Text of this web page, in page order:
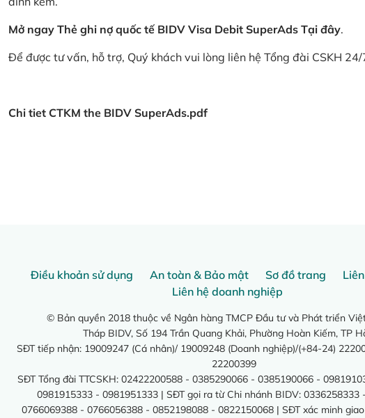
Mở ngay Thẻ ghi nợ quốc tế BIDV Visa Debit SuperAds Tại đây.
Để được tư vấn, hỗ trợ, Quý khách vui lòng liên hệ Tổng đài CSKH 24/
Chi tiet CTKM the BIDV SuperAds.pdf
Điều khoản sử dụng An toàn & Bảo mật Sơ đồ trang
Liên hệ doanh nghiệp
© Bản quyền 2018 thuộc về Ngân hàng TMCP Đầu tư và Phát triển
Tháp BIDV, Số 194 Trần Quang Khải, Phường Hoàn Kiếm, TP
SĐT tiếp nhận: 19009247 (Cá nhân)/ 19009248 (Doanh nghiệp)/(+84-24)
22200399
SĐT Tổng đài TTCSKH: 02422200588 - 0385290066 - 0385190066 -
0981915333 - 0981951333 | SĐT gọi ra từ Chi nhánh BIDV: 0336258333
0766069388 - 0766056388 - 0852198088 - 0822150068 | SĐT xác minh